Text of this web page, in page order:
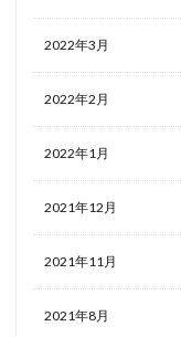
2022年3月
2022年2月
2022年1月
2021年12月
2021年11月
2021年8月